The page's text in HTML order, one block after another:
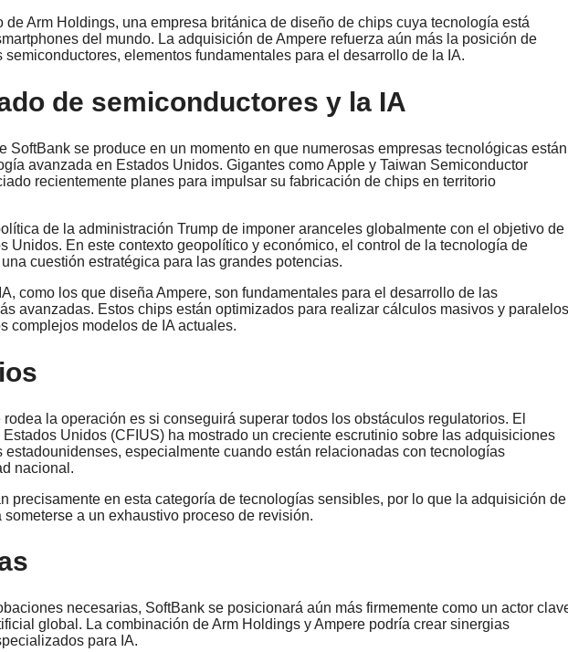
Arm Holdings, una empresa británica de diseño de chips cuya tecnología está
del mundo. La adquisición de Ampere refuerza aún más la posición de
elementos fundamentales para el desarrollo de la IA.
de semiconductores y la IA
SoftBank se produce en un momento en que numerosas empresas tecnológicas están
avanzada en Estados Unidos. Gigantes como Apple y Taiwan Semiconductor
recientemente planes para impulsar su fabricación de chips en territorio
de la administración Trump de imponer aranceles globalmente con el objetivo de
Unidos. En este contexto geopolítico y económico, el control de la tecnología de
cuestión estratégica para las grandes potencias.
como los que diseña Ampere, son fundamentales para el desarrollo de las
avanzadas. Estos chips están optimizados para realizar cálculos masivos y
complejos modelos de IA actuales.
la operación es si conseguirá superar todos los obstáculos regulatorios. El
Unidos (CFIUS) ha mostrado un creciente escrutinio sobre las adquisiciones
especialmente cuando están relacionadas con tecnologías
nacional.
precisamente en esta categoría de tecnologías sensibles, por lo que la adquisición de
a un exhaustivo proceso de revisión.
necesarias, SoftBank se posicionará aún más firmemente como un actor
global. La combinación de Arm Holdings y Ampere podría crear sinergias
para IA.